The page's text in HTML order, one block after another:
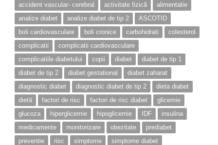
accident vascular- cerebral activitate fizică
alimentatie
analize diabet
analize diabet de tip 2
ASCOTID
boli cardiovasculare
boli cronice carbohidrati
colesterol
complicatii
complicatii cardiovasculare
complicatiile diabetului
copii diabet
diabet de tip 1
diabet de tip 2
diabet gestational
diabet zaharat
diagnostic diabet
diagnostic diabet de tip 2
dieta diabet
dietă
factori de risc factori de risc diabet
glicemie
glucoza
hiperglicemie hipoglicemie IDF
insulina
medicamente
monitorizare obezitate
prediabet
preventie
risc simptome
simptome diabet